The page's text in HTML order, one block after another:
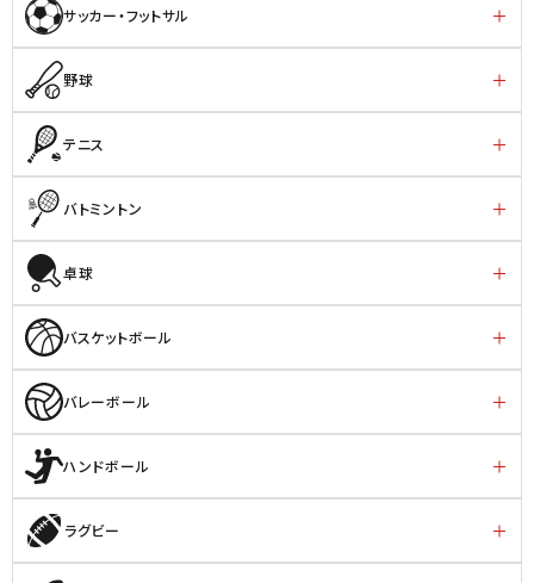
サッカー・フットサル
野球
テニス
バトミントン
卓球
バスケットボール
バレーボール
ハンドボール
ラグビー